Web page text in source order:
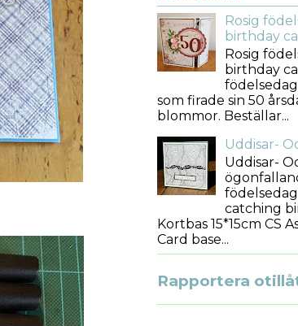
Rosig
birthday
Rosig
birthday
som firade sin 50
blommor. Beställar...
Uddisar-
Uddisar-
catching
Kortbas 15*15cm CS
Card base...
Rapportera